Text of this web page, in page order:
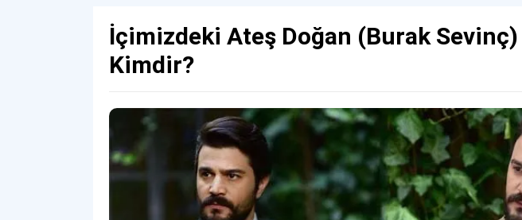
İçimizdeki Ateş Doğan (Burak Sevinç)
Kimdir?